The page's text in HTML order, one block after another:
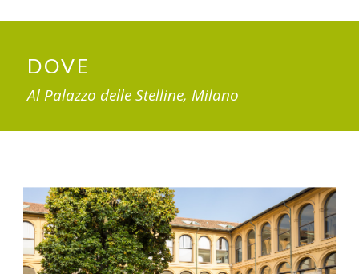
DOVE
Al Palazzo delle Stelline, Milano